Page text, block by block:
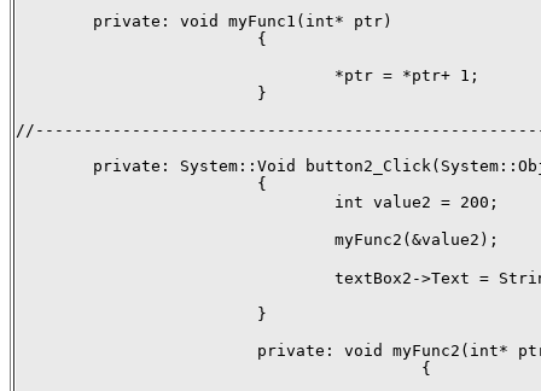
        private: void myFunc1(int* ptr)
                         {
                                 *ptr = *ptr+ 1;
                         }
private: System::Void
                         {
                                 int value2 = 200;
myFunc2(&value2);
textBox2->Text =
                         }
private: void myFunc2(int*
                                          {